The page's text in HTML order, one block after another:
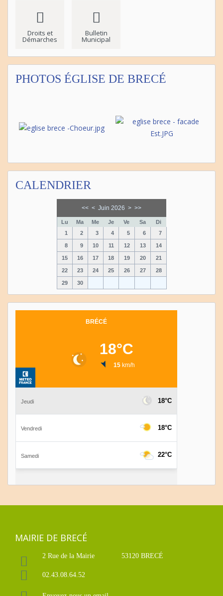
Droits et
Démarches
Bulletin
Municipal
PHOTOS ÉGLISE DE BRECÉ
CALENDRIER
<< < Juin 2026 > >>
Lu Ma Me Je Ve Sa
Di
1
2 3 4 5 6 7
8 9 10 11 12 13 14
15 16 17 18 19 20 21
22 23 24 25 26 27 28
29 30
MAIRIE DE BRECÉ
2 Rue de la Mairie 53120 BRECÉ
02.43.08.64.52